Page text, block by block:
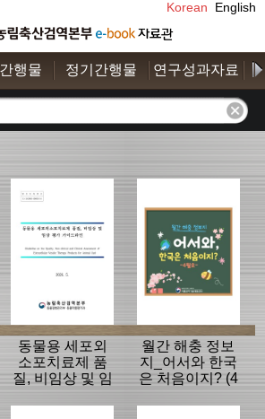
Korean English
행물 정기간행물 연구성과자료
동물용 세포외
소포치료제 품
질, 비임상 및 임
라인
월간 해충 정보
지_어서와 한국
은 처음이지? (4